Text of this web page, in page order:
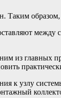
из главных
к узлу